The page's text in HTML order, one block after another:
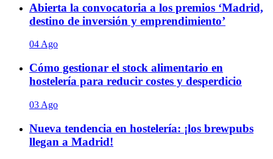
Abierta la convocatoria a los premios ‘Madrid,
destino de inversión y emprendimiento’
04 Ago
Cómo gestionar el stock alimentario en
hostelería para reducir costes y desperdicio
03 Ago
Nueva tendencia en hostelería: ¡los brewpubs
llegan a Madrid!